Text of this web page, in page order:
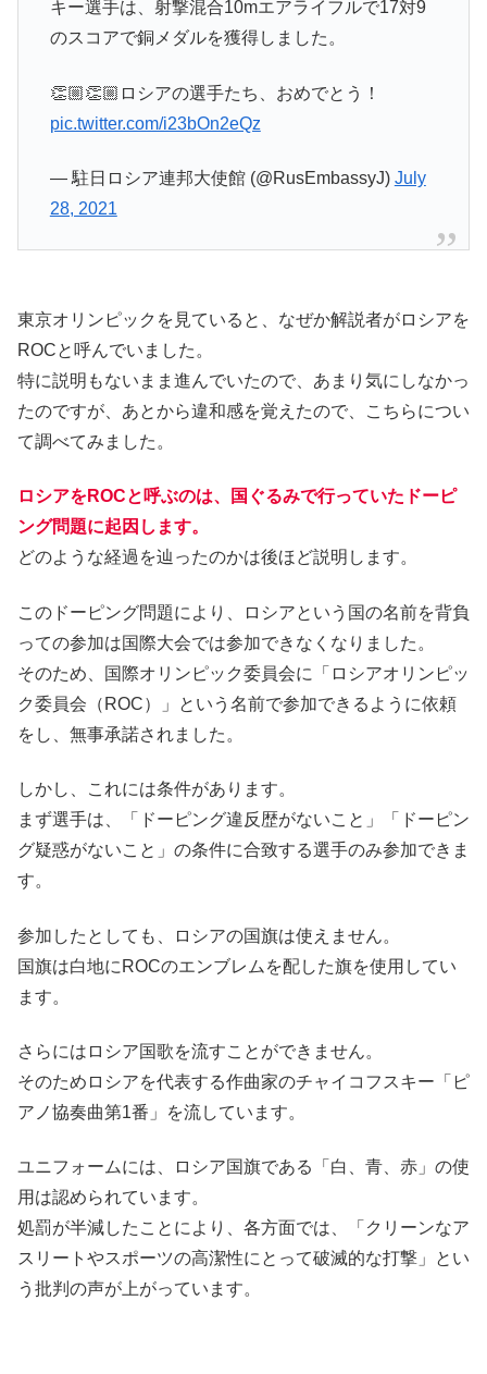
キー選手は、射撃混合10mエアライフルで17対9
のスコアで銅メダルを獲得しました。
👏🏼👏🏼ロシアの選手たち、おめでとう！
pic.twitter.com/i23bOn2eQz
— 駐日ロシア連邦大使館 (@RusEmbassyJ) July
28, 2021
東京オリンピックを見ていると、なぜか解説者がロシアを
ROCと呼んでいました。
特に説明もないまま進んでいたので、あまり気にしなかっ
たのですが、あとから違和感を覚えたので、こちらについ
て調べてみました。
ロシアをROCと呼ぶのは、国ぐるみで行っていたドーピ
ング問題に起因します。
どのような経過を辿ったのかは後ほど説明します。
このドーピング問題により、ロシアという国の名前を背負
っての参加は国際大会では参加できなくなりました。
そのため、国際オリンピック委員会に「ロシアオリンピッ
ク委員会（ROC）」という名前で参加できるように依頼
をし、無事承諾されました。
しかし、これには条件があります。
まず選手は、「ドーピング違反歴がないこと」「ドーピン
グ疑惑がないこと」の条件に合致する選手のみ参加できま
す。
参加したとしても、ロシアの国旗は使えません。
国旗は白地にROCのエンブレムを配した旗を使用してい
ます。
さらにはロシア国歌を流すことができません。
そのためロシアを代表する作曲家のチャイコフスキー「ピ
アノ協奏曲第1番」を流しています。
ユニフォームには、ロシア国旗である「白、青、赤」の使
用は認められています。
処罰が半減したことにより、各方面では、「クリーンなア
スリートやスポーツの高潔性にとって破滅的な打撃」とい
う批判の声が上がっています。